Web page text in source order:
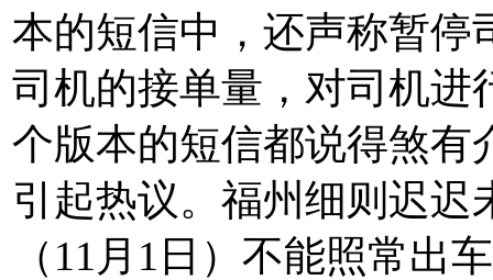
本的短信中，还声称暂停
司机的接单量，对司机进
个版本的短信都说得煞有
引起热议。福州细则迟
（11月1日）不能照常出